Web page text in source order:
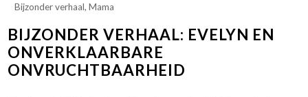
Bijzonder verhaal,Mama
BIJZONDER VERHAAL: EVELYN EN
ONVERKLAARBARE
ONVRUCHTBAARHEID